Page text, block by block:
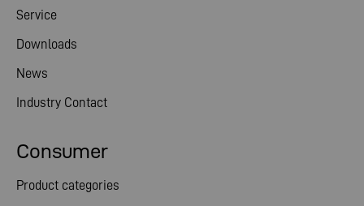
Consumer
Product categories
Service
Downloads
News
Industry Contact